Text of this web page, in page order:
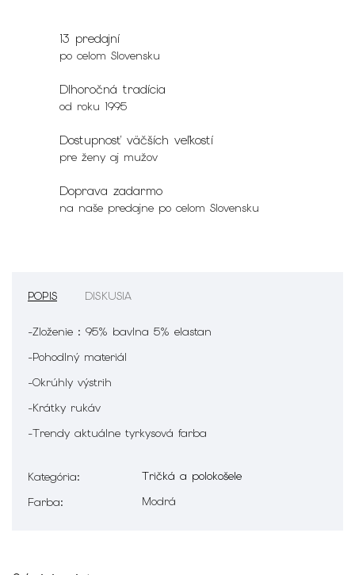
13 predajní
po celom Slovensku
Dlhoročná tradícia
od roku 1995
Dostupnosť väčších veľkostí
pre ženy aj mužov
Doprava zadarmo
na naše predajne po celom Slovensku
POPIS DISKUSIA
-Zloženie : 95% bavlna 5% elastan
-Pohodlný materiál
-Okrúhly výstrih
-Krátky rukáv
-Trendy aktuálne tyrkysová farba
Kategória:
Tričká a polokošele
Farba: Modrá